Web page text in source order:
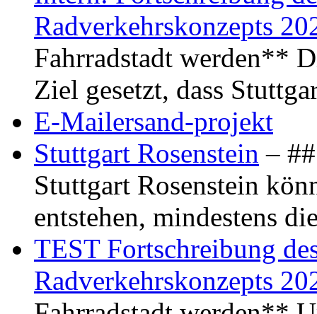
Radverkehrskonzepts
Fahrradstadt werden**
Ziel gesetzt, dass
E-Mailersand-projekt
Stuttgart Rosenstein –
Stuttgart Rosenstein
entstehen, mindestens
TEST Fortschreibung
Radverkehrskonzepts